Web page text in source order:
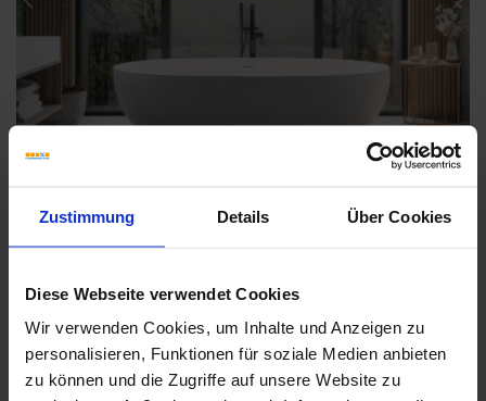
Zustimmung Details Über Cookies
Diese Webseite verwendet Cookies
Wir verwenden Cookies, um Inhalte und Anzeigen zu
personalisieren, Funktionen für soziale Medien anbieten
zu können und die Zugriffe auf unsere Website zu
Previous
Weitere Serien von Ragno